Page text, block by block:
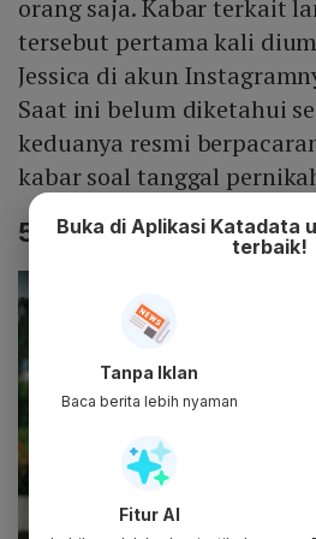
orang saja. Kabar terkait
tersebut pertama kali
Jessica di akun
Saat ini belum diketahui
keduanya resmi
kabar soal tanggal
5. Biodata Jonathan
Buka di Aplikasi Katadata
terbaik!
Tanpa Iklan
Baca berita lebih nyaman
Fitur AI